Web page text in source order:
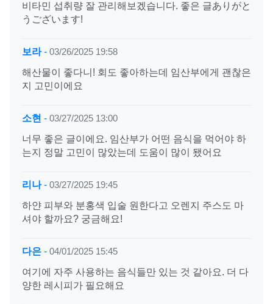
비타민 섭취량 잘 관리해보겠습니다. 좋은 글ありがと
うございます!
보라- 03/26/2025 19:58
해산물이 좋다니! 회도 좋아하는데 임산부에게 괜찮은
지 고민이에요
소현 - 03/27/2025 13:00
너무 좋은 글이에요. 임산부가 어떤 음식을 먹어야 하
는지 정말 고민이 많았는데 도움이 많이 됐어요
리나- 03/27/2025 19:45
하얀 피부와 분홍색 입술 원한다고 오렌지 주스도 마
셔야 할까요? 궁금해요!
다은 - 04/01/2025 15:45
여기에 자주 사용하는 음식들만 있는 것 같아요. 더 다
양한 레시피가 필요해요